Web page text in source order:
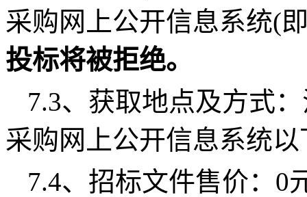
采购网上公开信息系统(
投标将被拒绝。
7.3、获取地点及方式
采购网上公开信息系统
7.4、招标文件售价： 0